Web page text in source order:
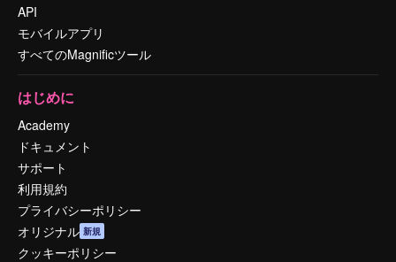
API
モバイルアプリ
すべてのMagnificツール
はじめに
Academy
ドキュメント
サポート
利用規約
プライバシーポリシー
オリジナル 新規
クッキーポリシー